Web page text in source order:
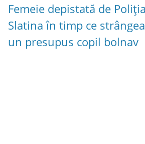
Femeie depistată de
Slatina în timp ce
un presupus copil bolnav